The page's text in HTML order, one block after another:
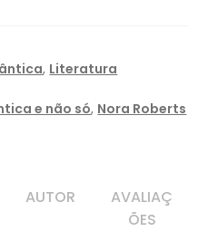
, Literatura
e não só, Nora Roberts
AUTOR
AVALIAÇ
ÕES